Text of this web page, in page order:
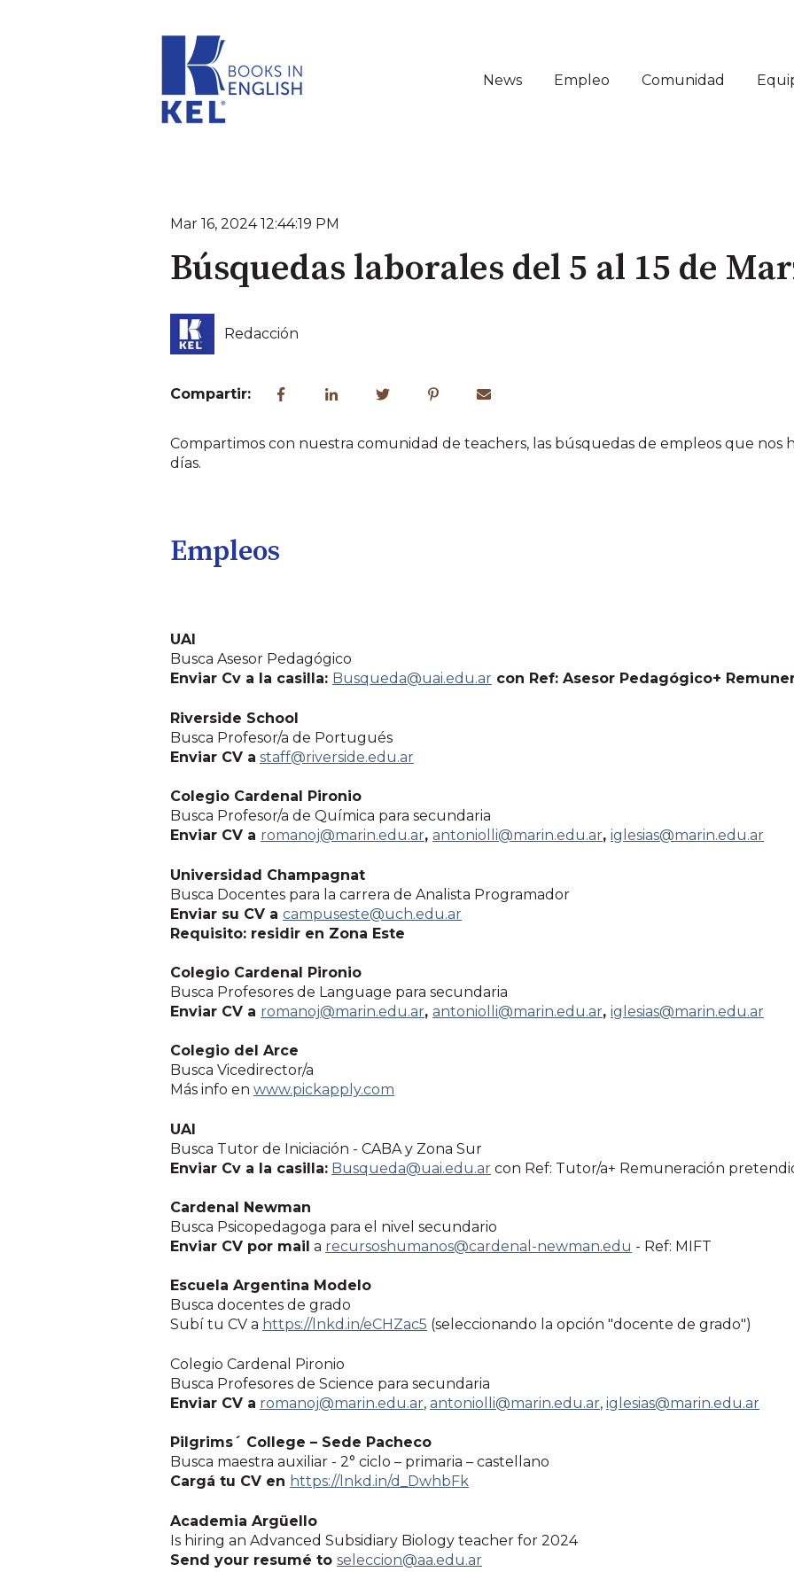
News Empleo Comunidad
Mar 16, 2024 12:44:19 PM
Búsquedas laborales del 5 al 15 de
Redacción
Compartir:
Compartimos con nuestra comunidad de teachers, las búsquedas de empleos que nos
días.
Empleos
UAI
Busca Asesor Pedagógico
Enviar Cv a la casilla: Busqueda@uai.edu.ar con Ref: Asesor Pedagógico+
Riverside School
Busca Profesor/a de Portugués
Enviar CV a staff@riverside.edu.ar
Colegio Cardenal Pironio
Busca Profesor/a de Química para secundaria
Enviar CV a romanoj@marin.edu.ar, antoniolli@marin.edu.ar, iglesias@marin.edu.ar
Universidad Champagnat
Busca Docentes para la carrera de Analista Programador
Enviar su CV a campuseste@uch.edu.ar
Requisito: residir en Zona Este
Colegio Cardenal Pironio
Busca Profesores de Language para secundaria
Enviar CV a romanoj@marin.edu.ar, antoniolli@marin.edu.ar, iglesias@marin.edu.ar
Colegio del Arce
Busca Vicedirector/a
Más info en www.pickapply.com
UAI
Busca Tutor de Iniciación - CABA y Zona Sur
Enviar Cv a la casilla: Busqueda@uai.edu.ar con Ref: Tutor/a+ Remuneración
Cardenal Newman
Busca Psicopedagoga para el nivel secundario
Enviar CV por mail a recursoshumanos@cardenal-newman.edu - Ref: MIFT
Escuela Argentina Modelo
Busca docentes de grado
Subí tu CV a https://lnkd.in/eCHZac5 (seleccionando la opción "docente de grado")
Colegio Cardenal Pironio
Busca Profesores de Science para secundaria
Enviar CV a romanoj@marin.edu.ar, antoniolli@marin.edu.ar, iglesias@marin.edu.ar
Pilgrims´ College – Sede Pacheco
Busca maestra auxiliar - 2° ciclo – primaria – castellano
Cargá tu CV en https://lnkd.in/d_DwhbFk
Academia Argüello
Is hiring an Advanced Subsidiary Biology teacher for 2024
Send your resumé to seleccion@aa.edu.ar